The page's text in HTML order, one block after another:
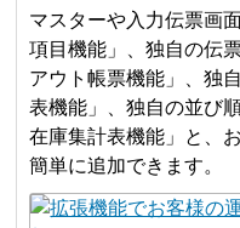
マスターや入力伝票画
項目機能」、独自の伝
アウト帳票機能」、独
表機能」、独自の並び
在庫集計表機能」と、
簡単に追加できます。